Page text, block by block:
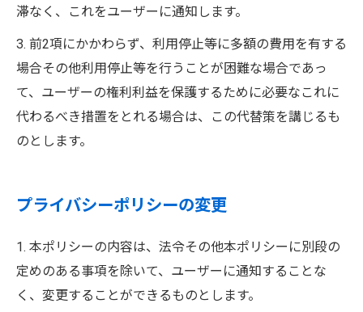
滞なく、これをユーザーに通知します。
3. 前2項にかかわらず、利用停止等に多額の費用を有する
場合その他利用停止等を行うことが困難な場合であっ
て、ユーザーの権利利益を保護するために必要なこれに
代わるべき措置をとれる場合は、この代替策を講じるも
のとします。
プライバシーポリシーの変更
1. 本ポリシーの内容は、法令その他本ポリシーに別段の
定めのある事項を除いて、ユーザーに通知することな
く、変更することができるものとします。